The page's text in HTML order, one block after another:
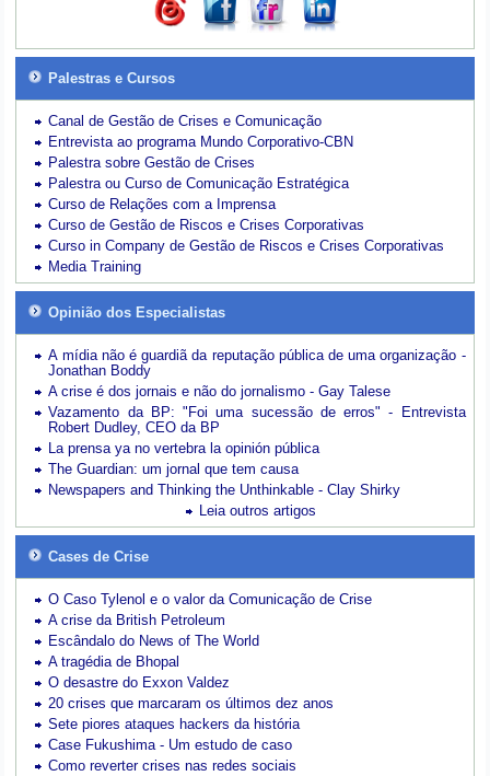
Palestras e Cursos
Canal de Gestão de Crises e Comunicação
Entrevista ao programa Mundo Corporativo-CBN
Palestra sobre Gestão de Crises
Palestra ou Curso de Comunicação Estratégica
Curso de Relações com a Imprensa
Curso de Gestão de Riscos e Crises Corporativas
Curso in Company de Gestão de Riscos e Crises Corporativas
Media Training
Opinião dos Especialistas
A mídia não é guardiã da reputação pública de uma organização -
Jonathan Boddy
A crise é dos jornais e não do jornalismo - Gay Talese
Vazamento da BP: "Foi uma sucessão de erros" - Entrevista
Robert Dudley, CEO da BP
La prensa ya no vertebra la opinión pública
The Guardian: um jornal que tem causa
Newspapers and Thinking the Unthinkable - Clay Shirky
Leia outros artigos
Cases de Crise
O Caso Tylenol e o valor da Comunicação de Crise
A crise da British Petroleum
Escândalo do News of The World
A tragédia de Bhopal
O desastre do Exxon Valdez
20 crises que marcaram os últimos dez anos
Sete piores ataques hackers da história
Case Fukushima - Um estudo de caso
Como reverter crises nas redes sociais